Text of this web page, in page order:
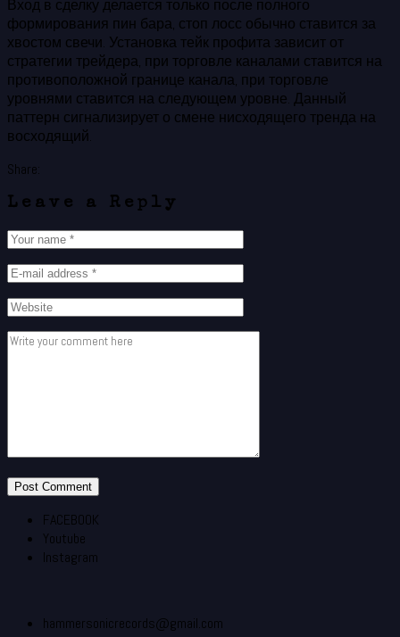
Вход в сделку делается только после полного
формирования пин бара, стоп лосс обычно ставится за
хвостом свечи. Установка тейк профита зависит от
стратегии трейдера, при торговле каналами ставится на
противоположной границе канала, при торговле
уровнями ставится на следующем уровне. Данный
паттерн сигнализирует о смене нисходящего тренда на
восходящий.
Share:
Leave a Reply
FACEBOOK
Youtube
Instagram
hammersonicrecords@gmail.com